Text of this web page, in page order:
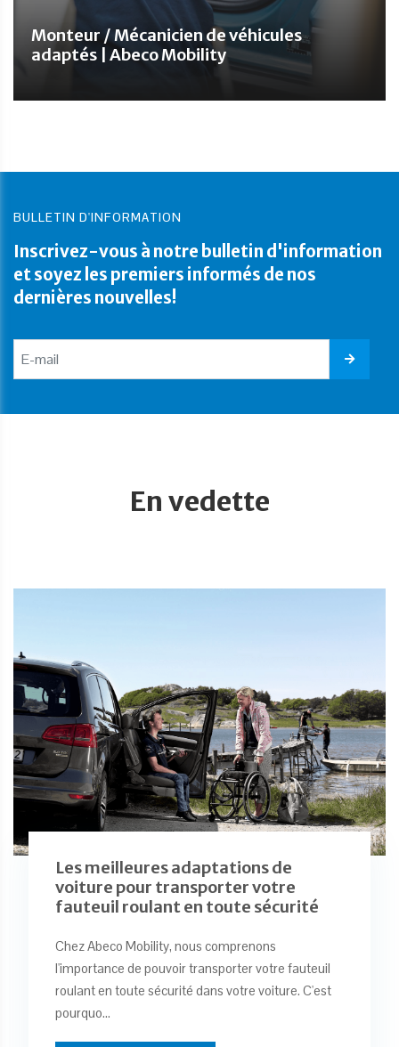
Monteur / Mécanicien de véhicules
adaptés | Abeco Mobility
BULLETIN D'INFORMATION
Inscrivez-vous à notre bulletin d'information
et soyez les premiers informés de nos
dernières nouvelles!
En vedette
Les meilleures adaptations de
voiture pour transporter votre
fauteuil roulant en toute sécurité
Chez Abeco Mobility, nous comprenons
l'importance de pouvoir transporter votre fauteuil
roulant en toute sécurité dans votre voiture. C'est
pourquo...